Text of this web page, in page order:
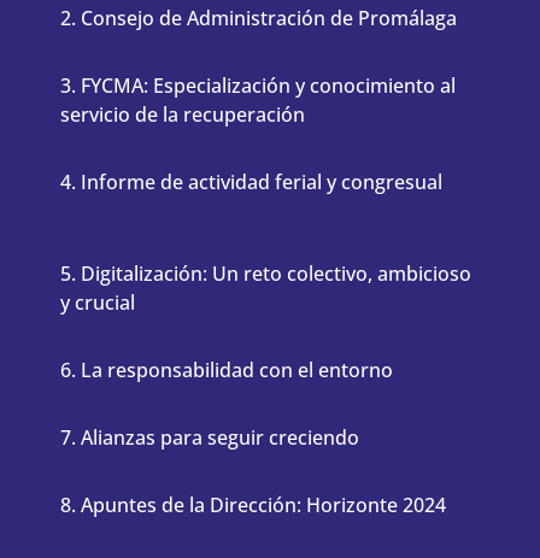
2. Consejo de Administración de Promálaga
3. FYCMA: Especialización y conocimiento al
servicio de la recuperación
4. Informe de actividad ferial y congresual
5. Digitalización: Un reto colectivo, ambicioso
y crucial
6. La responsabilidad con el entorno
7. Alianzas para seguir creciendo
8. Apuntes de la Dirección: Horizonte 2024